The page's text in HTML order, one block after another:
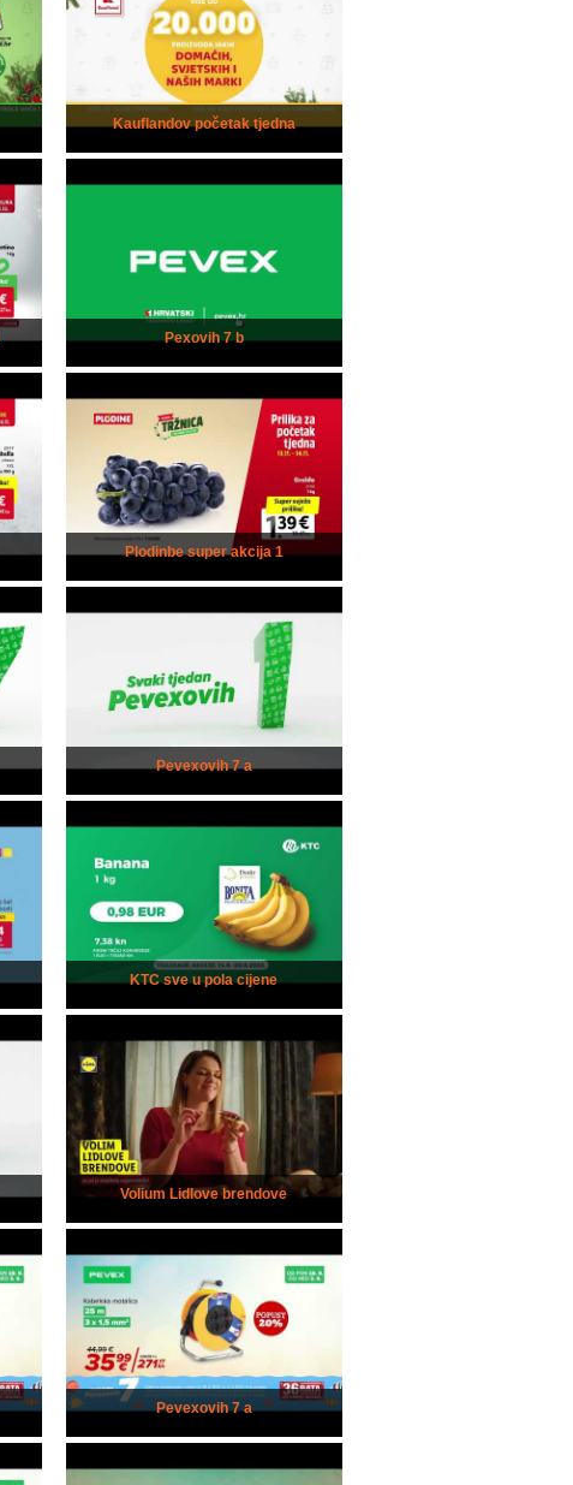
Kauflandov početak tjedna
Pexovih 7 b
Plodinbe super akcija 1
Pevexovih 7 a
KTC sve u pola cijene
Volium Lidlove brendove
Pevexovih 7 a